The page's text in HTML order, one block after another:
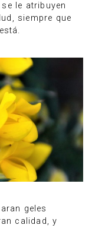
le atribuyen
siempre que
geles
calidad, y